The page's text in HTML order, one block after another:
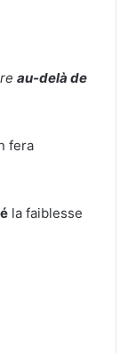
au-delà de
fera
la faiblesse